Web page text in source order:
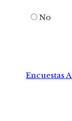
No
Encuestas